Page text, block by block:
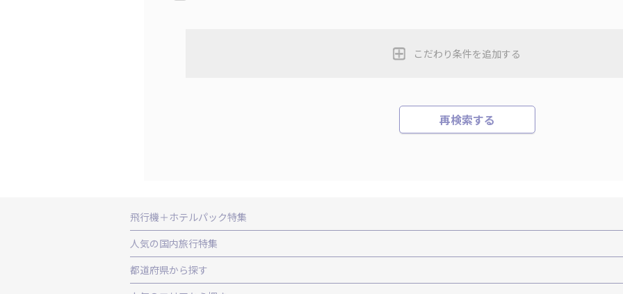
こだわり条件を追加する
再検索する
飛行機＋ホテルパック特集
赤い風船ダイナミックパッケージ（飛行機+ホテルパック）
ＡＮＡで行く飛行機+ホテルパック
出張パック
人気の国内旅行特集
東京ディズニーリゾート®への旅
都道府県から探す